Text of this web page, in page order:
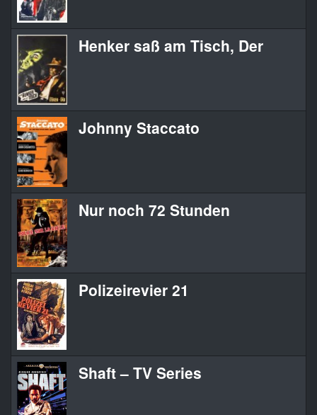
Henker saß am Tisch, Der
Johnny Staccato
Nur noch 72 Stunden
Polizeirevier 21
Shaft – TV Series